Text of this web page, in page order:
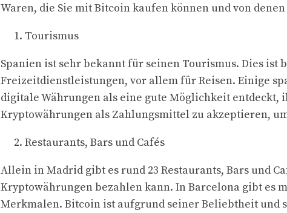
Waren, die Sie mit Bitcoin kaufen können und von
Tourismus
Spanien ist sehr bekannt für seinen Tourismus. Dies ist
Freizeitdienstleistungen, vor allem für Reisen. Einige
digitale Währungen als eine gute Möglichkeit entdeckt,
Kryptowährungen als Zahlungsmittel zu akzeptieren,
Restaurants, Bars und Cafés
Allein in Madrid gibt es rund 23 Restaurants, Bars und
Kryptowährungen bezahlen kann. In Barcelona gibt es
Merkmalen. Bitcoin ist aufgrund seiner Beliebtheit und